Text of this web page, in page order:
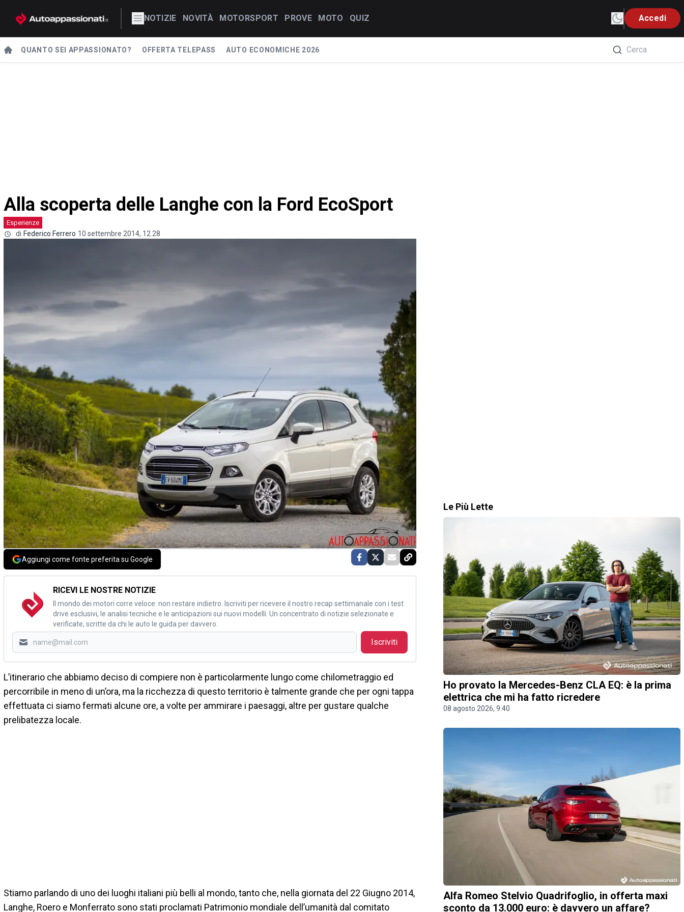
NOTIZIE NOVITÀ MOTORSPORT PROVE MOTO QUIZ Accedi
QUANTO SEI APPASSIONATO? OFFERTA TELEPASS AUTO ECONOMICHE 2026
Alla scoperta delle Langhe con la Ford EcoSport
Esperienze
di Federico Ferrero 10 settembre 2014, 12.28
Aggiungi come fonte preferita su Google
RICEVI LE NOSTRE NOTIZIE
Il mondo dei motori corre veloce: non restare indietro. Iscriviti per ricevere il nostro recap settimanale con i test
drive esclusivi, le analisi tecniche e le anticipazioni sui nuovi modelli. Un concentrato di notizie selezionate e
verificate, scritte da chi le auto le guida per davvero.
Iscriviti
L’itinerario che abbiamo deciso di compiere non è particolarmente lungo come chilometraggio ed
percorribile in meno di un’ora, ma la ricchezza di questo territorio è talmente grande che per ogni tappa
effettuata ci siamo fermati alcune ore, a volte per ammirare i paesaggi, altre per gustare qualche
prelibatezza locale.
Stiamo parlando di uno dei luoghi italiani più belli al mondo, tanto che, nella giornata del 22 Giugno 2014,
Langhe, Roero e Monferrato sono stati proclamati Patrimonio mondiale dell’umanità dal comitato
Le Più Lette
Ho provato la Mercedes-Benz CLA EQ: è la prima
elettrica che mi ha fatto ricredere
08 agosto 2026, 9.40
Alfa Romeo Stelvio Quadrifoglio, in offerta maxi
sconto da 13.000 euro: è davvero un affare?